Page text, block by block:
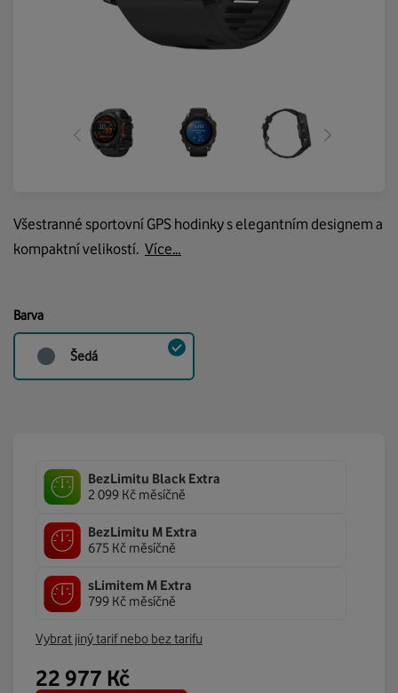
Všestranné sportovní GPS hodinky s elegantním designem a
kompaktní velikostí. Více…
Barva
Šedá
BezLimitu Black Extra
2 099 Kč měsíčně
BezLimitu M Extra
675 Kč měsíčně
sLimitem M Extra
799 Kč měsíčně
Vybrat jiný tarif nebo bez tarifu
22 977 Kč